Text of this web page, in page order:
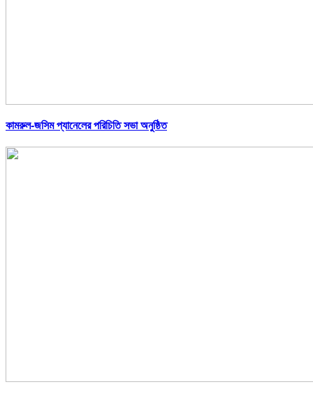
কামরুল-জসিম প্যানেলের পরিচিতি সভা অনুষ্ঠিত